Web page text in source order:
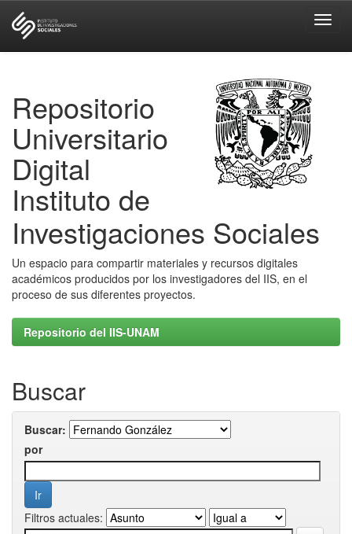
Repositorio
Universitario
Digital
Instituto de
Investigaciones Sociales
Un espacio para compartir materiales y recursos digitales
académicos producidos por los investigadores del IIS, en el
proceso de sus diferentes proyectos.
Repositorio del IIS-UNAM
Buscar
Buscar:
por
Filtros actuales: